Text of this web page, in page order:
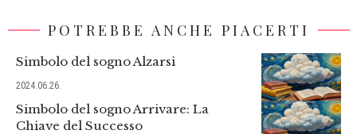
POTREBBE ANCHE PIACERTI
Simbolo del sogno Alzarsi
2024.06.26.
Simbolo del sogno Arrivare: La
Chiave del Successo